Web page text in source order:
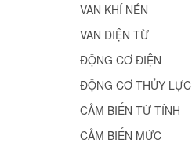
VAN KHÍ NÉN
VAN ĐIỆN TỪ
ĐỘNG CƠ ĐIỆN
ĐỘNG CƠ THỦY LỰC
CẢM BIẾN TỪ TÍNH
CẢM BIẾN MỨC